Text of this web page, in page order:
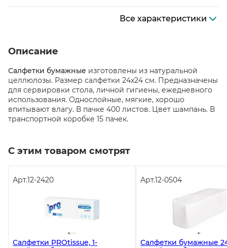
Все характеристики
Описание
Салфетки бумажные изготовлены из натуральной
целлюлозы. Размер салфетки 24х24 см. Предназначены
для сервировки стола, личной гигиены, ежедневного
использования. Однослойные, мягкие, хорошо
впитывают влагу. В пачке 400 листов. Цвет шампань. В
транспортной коробке 15 пачек.
С этим товаром смотрят
Арт.12-2420
Салфетки PROtissue, 1-
Арт.12-0504
Салфетки бумажные